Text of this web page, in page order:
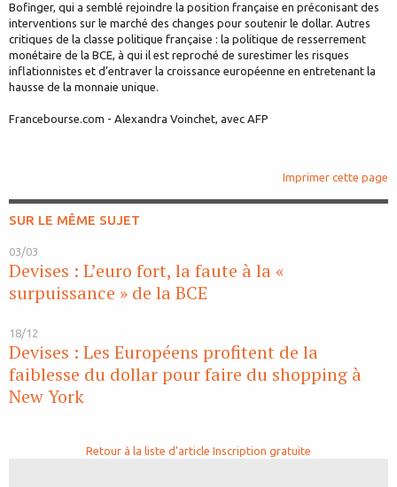
Bofinger, qui a semblé rejoindre la position française en préconisant des
interventions sur le marché des changes pour soutenir le dollar. Autres
critiques de la classe politique française : la politique de resserrement
monétaire de la BCE, à qui il est reproché de surestimer les risques
inflationnistes et d’entraver la croissance européenne en entretenant la
hausse de la monnaie unique.
Francebourse.com - Alexandra Voinchet, avec AFP
Imprimer cette page
SUR LE MÊME SUJET
03/03
Devises : L’euro fort, la faute à la «
surpuissance » de la BCE
18/12
Devises : Les Européens profitent de la
faiblesse du dollar pour faire du shopping à
New York
Retour à la liste d'article Inscription gratuite